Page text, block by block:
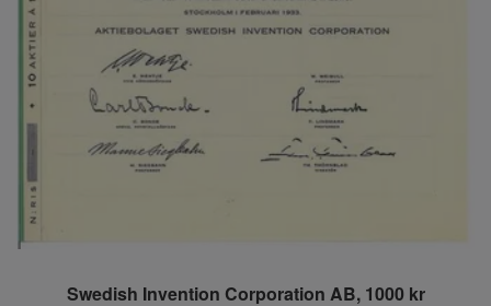
Swedish Invention Corporation AB, 1000 kr